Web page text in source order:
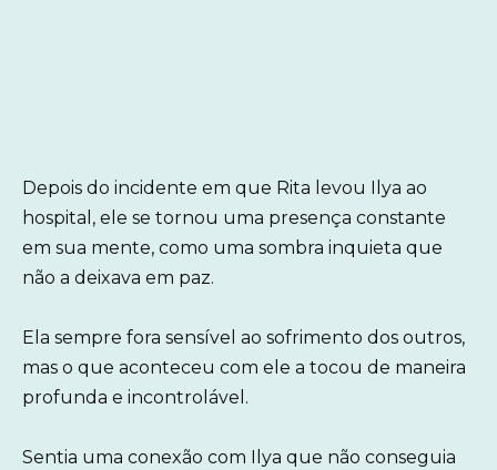
Depois do incidente em que Rita levou Ilya ao
hospital, ele se tornou uma presença constante
em sua mente, como uma sombra inquieta que
não a deixava em paz.
Ela sempre fora sensível ao sofrimento dos outros,
mas o que aconteceu com ele a tocou de maneira
profunda e incontrolável.
Sentia uma conexão com Ilya que não conseguia